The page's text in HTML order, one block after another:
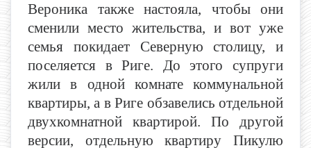
Вероника также настояла, чтобы они
сменили место жительства, и вот уже
семья покидает Северную столицу, и
поселяется в Риге. До этого супруги
жили в одной комнате коммунальной
квартиры, а в Риге обзавелись отдельной
двухкомнатной квартирой. По другой
версии, отдельную квартиру Пикулю